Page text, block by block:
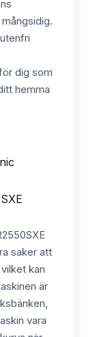
dig som
hemma
saker att
kan
är
vara